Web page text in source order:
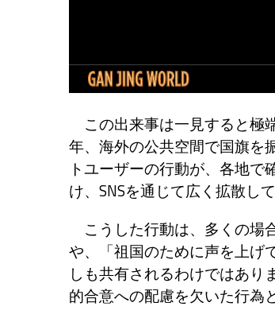
この出来事は一見すると極
年、海外の公共空間で国旗を
トユーザーの行動が、各地
け、SNSを通じて広く拡散し
こうした行動は、多くの場
や、「祖国のために声を上げ
しも共有されるわけではあ
的合意への配慮を欠いた行為